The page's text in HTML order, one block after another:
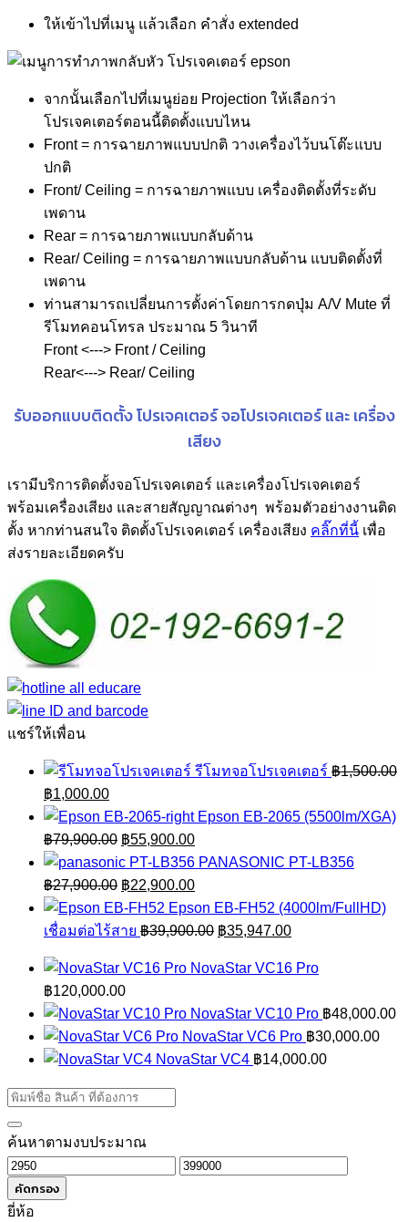
ให้เข้าไปที่เมนู แล้วเลือก คำสั่ง extended
จากนั้นเลือกไปที่เมนูย่อย Projection ให้เลือกว่า
โปรเจคเตอร์ตอนนี้ติดตั้งแบบไหน
Front = การฉายภาพแบบปกติ วางเครื่องไว้บนโต๊ะแบบ
ปกติ
Front/ Ceiling = การฉายภาพแบบ เครื่องติดตั้งที่ระดับ
เพดาน
Rear = การฉายภาพแบบกลับด้าน
Rear/ Ceiling = การฉายภาพแบบกลับด้าน แบบติดตั้งที่
เพดาน
ท่านสามารถเปลี่ยนการตั้งค่าโดยการกดปุ่ม A/V Mute ที่
รีโมทคอนโทรล ประมาณ 5 วินาที
Front <---> Front / Ceiling
Rear<---> Rear/ Ceiling
รับออกแบบติดตั้ง โปรเจคเตอร์ จอโปรเจคเตอร์ และ เครื่อง
เสียง
เรามีบริการติดตั้งจอโปรเจคเตอร์ และเครื่องโปรเจคเตอร์
พร้อมเครื่องเสียง และสายสัญญาณต่างๆ พร้อมตัวอย่างงานติด
ตั้ง หากท่านสนใจ ติดตั้งโปรเจคเตอร์ เครื่องเสียง คลิ๊กที่นี้ เพื่อ
ส่งรายละเอียดครับ
แชร์ให้เพื่อน
รีโมทจอโปรเจคเตอร์ ฿1,500.00
Original
price
was:
฿1,500.00.
฿1,000.00Current
price
is:
฿1,000.00.
Epson EB-2065 (5500lm/XGA)
฿79,900.00 Original
price
was:
฿79,900.00.
฿55,900.00Current
price
is:
฿55,900.00.
PANASONIC PT-LB356
฿27,900.00 Original
price
was:
฿22,900.00Current
price
is:
Epson EB-FH52 (4000lm/FullHD)
เชื่อมต่อไร้สาย ฿39,900.00 Original
was:
฿35,947.00Current
is:
NovaStar VC16 Pro
฿120,000.00
NovaStar VC10 Pro ฿48,000.00
NovaStar VC6 Pro ฿30,000.00
NovaStar VC4 ฿14,000.00
ค้นหาตามงบประมาณ
ราคา
ต่ำ
สุด
ราคา
คัดกรอง
ยี่ห้อ